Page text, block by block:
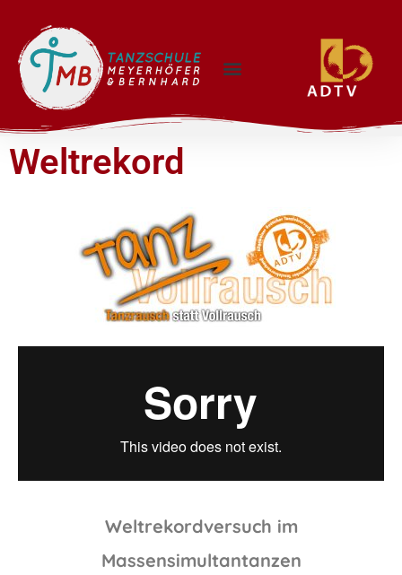
Weltrekord
Weltrekordversuch im
Massensimultantanzen